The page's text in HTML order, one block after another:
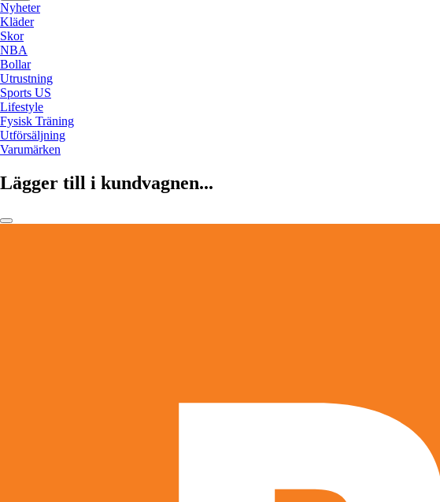
Nyheter
Kläder
Skor
NBA
Bollar
Utrustning
Sports US
Lifestyle
Fysisk Träning
Utförsäljning
Varumärken
Lägger till i kundvagnen...